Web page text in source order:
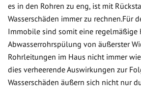
es in den Rohren zu eng, ist mit
Wasserschäden immer zu rechnen.Für
Immobile sind somit eine regelmäßige
Abwasserrohrspülung von äußerster
Rohrleitungen im Haus nicht immer
dies verheerende Auswirkungen zur
Wasserschäden äußern sich nicht nur